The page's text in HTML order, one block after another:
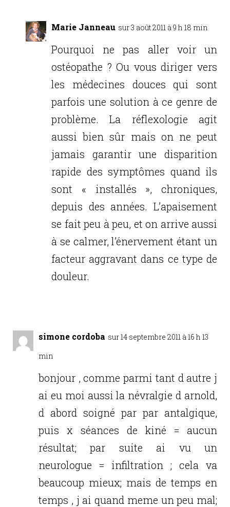
Marie Janneau sur 3 août 2011 à 9 h 18 min
Pourquoi ne pas aller voir un
ostéopathe ? Ou vous diriger vers
les médecines douces qui sont
parfois une solution à ce genre de
problème. La réflexologie agit
aussi bien sûr mais on ne peut
jamais garantir une disparition
rapide des symptômes quand ils
sont « installés », chroniques,
depuis des années. L’apaisement
se fait peu à peu, et on arrive aussi
à se calmer, l’énervement étant un
facteur aggravant dans ce type de
douleur.
simone cordoba sur 14 septembre 2011 à 16 h 13
min
bonjour , comme parmi tant d autre j
ai eu moi aussi la névralgie d arnold,
d abord soigné par par antalgique,
puis x séances de kiné = aucun
résultat; par suite ai vu un
neurologue = infiltration ; cela va
beaucoup mieux; mais de temps en
temps , j ai quand meme un peu mal;